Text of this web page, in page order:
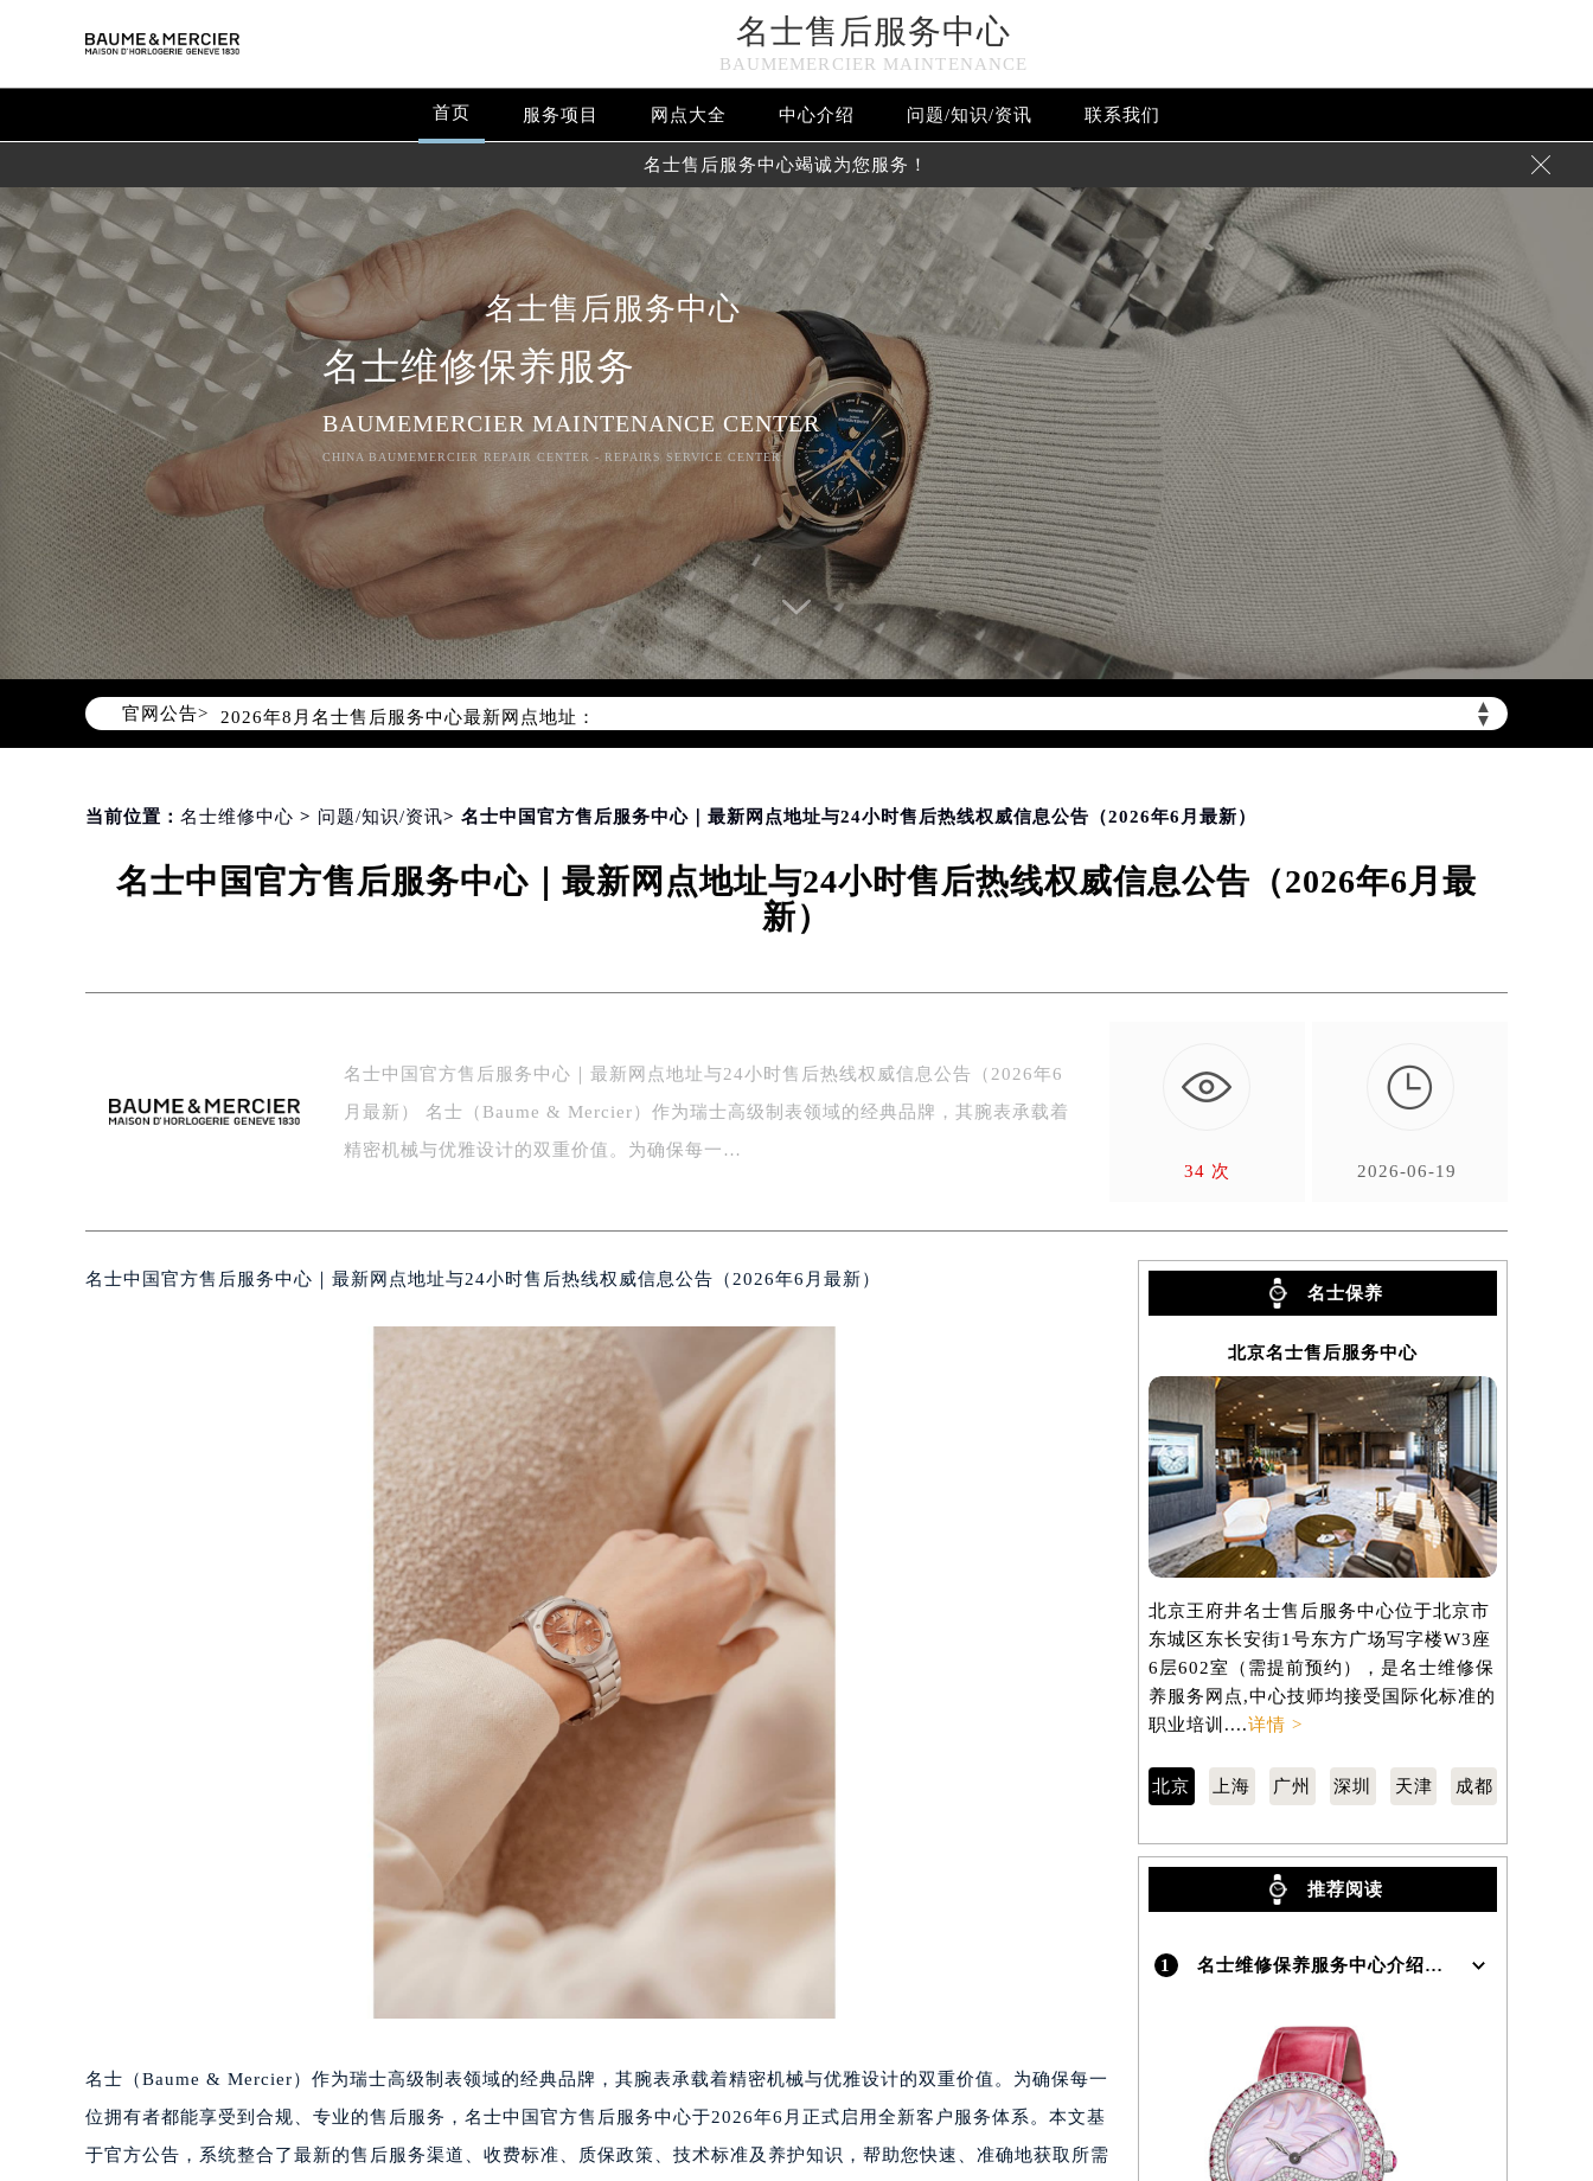
名士售后服务中心
BAUMEMERCIER MAINTENANCE
首页 服务项目 网点大全 中心介绍 问题/知识/资讯 联系我们
名士售后服务中心竭诚为您服务！ 
名士售后服务中心
名士维修保养服务
BAUMEMERCIER MAINTENANCE CENTER
CHINA BAUMEMERCIER REPAIR CENTER - REPAIRS SERVICE CENTER
官网公告> ▲
▼
2026年8月名士中国区售后服务网络优化升级公告
2026年8月名士全国官方售后客户服务热线：400-606-8509
名士官方全国统一服务热线400-606-8509，服务覆盖中国大陆、香港、澳门、台湾全部区域（非大陆需加拨“+86”）
2026年8月名士售后服务中心最新网点地址：
北京市朝阳区建国门外大街甲6号华熙国际中心写字楼D座11层1102室（北京总部）（需提前预约）
天津市和平区赤峰道136号天津国际金融中心写字楼26层2603室（需提前预约）
上海市黄浦区南京东路299号宏伊国际广场写字楼8层806室（需提前预约）
南京市秦淮区中山南路1号（新街口）南京中心写字楼22层C1-1室（需提前预约）
泰州市海陵区永定东路399号置地商务中心东塔写字楼（华润万象城）17层1706室（需提前预约）
宁波市江北区大闸南路500号来福士广场办公楼20层2009室（需提前预约）
杭州市上城区钱江路1366号华润大厦写字楼A座5层503-5室（需提前预约）
南昌市红谷滩新区红谷中大道998号绿地双子塔（中央广场）A1座办公楼14层07室（需提前预约）
广州市天河区天河路230号万菱汇国际中心写字楼A塔7层704室（需提前预约）
广州市越秀区环市东路371-375号世界贸易中心大厦南塔写字楼15层07室（需提前预约）
深圳市罗湖区深南东路5001号华润大厦写字楼17层1701室（需提前预约）
惠州市惠城区江北文昌一路7号华贸大厦写字楼1座30层05室（需提前预约）
厦门市思明区湖滨东路95号华润大厦写字楼B座11层1104室（需提前预约）
福州市鼓楼区五四路128-1号恒力城写字楼15层03室（需提前预约）
成都市锦江区人民东路6号SAC东原中心写字楼24层2406B室（需提前预约）
重庆市江北区观音桥步行街2号融恒时代广场写字楼9层902室（需提前预约）
长沙市芙蓉区定王台街道建湘路393号世茂环球金融中心写字楼（芙蓉广场）10层13室（需提前预约）
郑州市二七区铭功路10号华润大厦写字楼29层2905室（需提前预约）
太原市迎泽区解放路15号亨得利名表服务中心（品牌授权店）3层整层（需提前预约）
沈阳市沈河区中街路137号亨得利名表服务中心（品牌授权店）1层整层（需提前预约）
沈阳市沈河区中街路83号亨得利名表服务中心（品牌授权店）1层整层（需提前预约）
乌鲁木齐市天山区红山路26号时代广场（CCMALL）C座17层17-B（需提前预约）
温州市鹿城区锦绣路1067号置信广场10层1015室（需提前预约）
哈尔滨市道里区友谊西路600号富力中心T2座写字楼29层03室（需提前预约）
大连市中山区人民路15号国际金融大厦7层G室（需提前预约）
佛山市禅城区季华五路57号万科金融中心C座12层1205室（需提前预约）
东莞市东城街道鸿福东路1号民盈国贸中心T1写字楼9层907室（需提前预约）
无锡市梁溪区人民中路139号恒隆广场写字楼1座11层1104室（需提前预约）
武汉市江汉区解放大道686号世界贸易大厦38层09室（需提前预约）
南宁市青秀区金湖路59号地王大厦12楼1224室（需提前预约）
当前位置： 名士维修中心 > 问题/知识/资讯> 名士中国官方售后服务中心｜最新网点地址与24小时售后热线权威信息公告（2026年6月最新）
名士中国官方售后服务中心｜最新网点地址与24小时售后热线权威信息公告（2026年6月最
新）
名士中国官方售后服务中心｜最新网点地址与24小时售后热线权威信息公告（2026年6
月最新） 名士（Baume & Mercier）作为瑞士高级制表领域的经典品牌，其腕表承载着
精密机械与优雅设计的双重价值。为确保每一…
34 次

2026-06-19
名士中国官方售后服务中心｜最新网点地址与24小时售后热线权威信息公告（2026年6月最新）
名士（Baume & Mercier）作为瑞士高级制表领域的经典品牌，其腕表承载着精密机械与优雅设计的双重价值。为确保每一
位拥有者都能享受到合规、专业的售后服务，名士中国官方售后服务中心于2026年6月正式启用全新客户服务体系。本文基
于官方公告，系统整合了最新的售后服务渠道、收费标准、质保政策、技术标准及养护知识，帮助您快速、准确地获取所需
名士保养
北京名士售后服务中心
北京王府井名士售后服务中心位于北京市
东城区东长安街1号东方广场写字楼W3座
6层602室（需提前预约），是名士维修保
养服务网点,中心技师均接受国际化标准的
职业培训....详情 >
北京 上海 广州 深圳 天津 成都
推荐阅读
1 名士维修保养服务中心介绍 | BaumeMercier